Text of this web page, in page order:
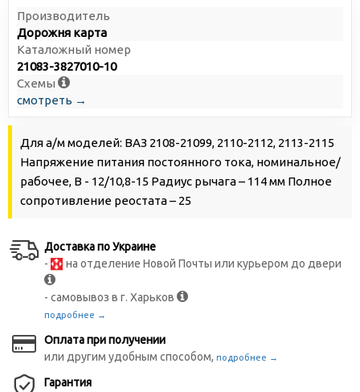
Производитель
Дорожня карта
Каталожный номер
21083-3827010-10
Схемы
смотреть →
Для а/м моделей: ВАЗ 2108-21099, 2110-2112, 2113-2115
Напряжение питания постоянного тока, номинальное/
рабочее, В - 12/10,8-15 Радиус рычага – 114 мм Полное
сопротивление реостата – 25
Доставка по Украине
-
на отделение Новой Почты или курьером до двери
- самовывоз в г. Харьков
подробнее →
Оплата при получении
или другим удобным способом, подробнее →
Гарантия